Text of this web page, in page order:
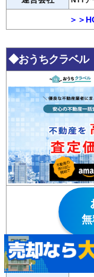
＞＞
◆おうちクラベル
無
特徴
・AI
・東